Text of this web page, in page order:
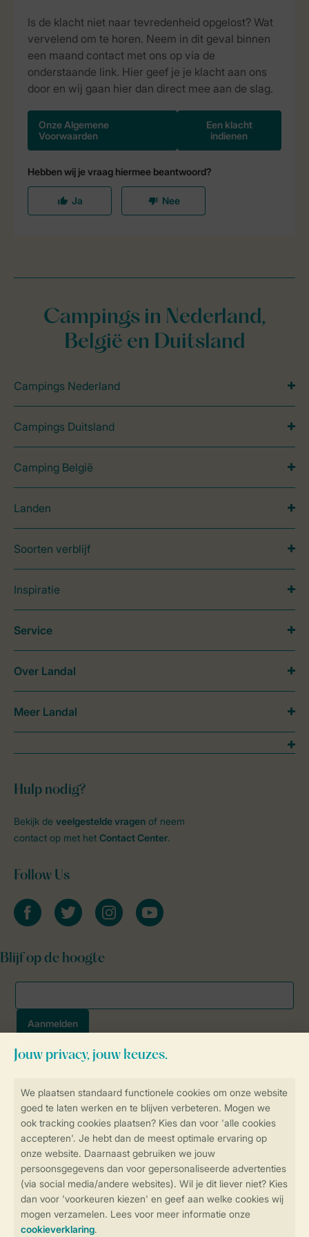
Controle over jouw gegevens &
privacy
SSL certificaat
Veilige gegevensoverdracht
Veilige betaling
Campings in Nederland,
België en Duitsland
Campings Nederland
Campings Duitsland
Camping België
Landen
Soorten verblijf
Inspiratie
Hulp nodig?
Bekijk de veelgestelde vragen of neem
contact op met het Contact Center.
Follow Us
facebooktwitter instagramyoutube
Blijf op de hoogte
Service
Over Landal
Meer Landal